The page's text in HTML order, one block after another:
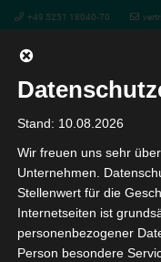
+49 5251 18040-70
LMZ-
mit
Stand: 10.08.2026
Wir freuen uns sehr
Unternehmen.
Stellenwert für die
Internetseiten ist
personenbezogener
Person besondere